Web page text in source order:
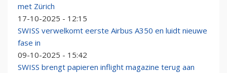
met Zürich
17-10-2025 - 12:15
SWISS verwelkomt eerste Airbus A350 en luidt nieuwe
fase in
09-10-2025 - 15:42
SWISS brengt papieren inflight magazine terug aan